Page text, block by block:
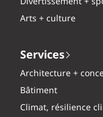
Arts + culture
Services
Architecture +
Bâtiment
Climat, résilience